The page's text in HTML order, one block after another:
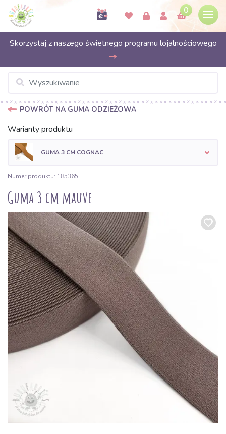
0
Skorzystaj z naszego świetnego programu lojalnościowego
POWRÓT NA GUMA ODZIEŻOWA
Warianty produktu
GUMA 3 CM COGNAC
Numer produktu: 185365
Guma 3 cm mauve